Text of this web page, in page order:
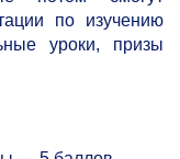
по изучению
уроки, призы